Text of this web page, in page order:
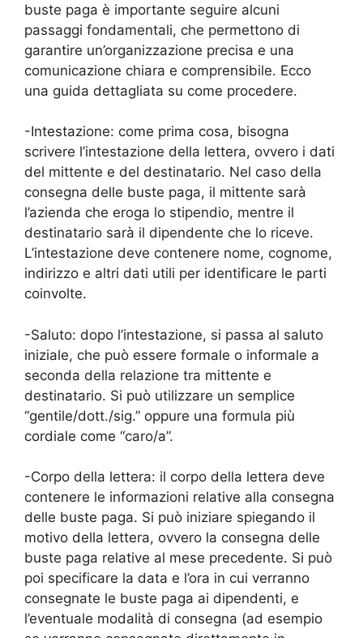
buste paga è importante seguire alcuni
passaggi fondamentali, che permettono di
garantire un’organizzazione precisa e una
comunicazione chiara e comprensibile. Ecco
una guida dettagliata su come procedere.
-Intestazione: come prima cosa, bisogna
scrivere l’intestazione della lettera, ovvero i dati
del mittente e del destinatario. Nel caso della
consegna delle buste paga, il mittente sarà
l’azienda che eroga lo stipendio, mentre il
destinatario sarà il dipendente che lo riceve.
L’intestazione deve contenere nome, cognome,
indirizzo e altri dati utili per identificare le parti
coinvolte.
-Saluto: dopo l’intestazione, si passa al saluto
iniziale, che può essere formale o informale a
seconda della relazione tra mittente e
destinatario. Si può utilizzare un semplice
“gentile/dott./sig.” oppure una formula più
cordiale come “caro/a”.
-Corpo della lettera: il corpo della lettera deve
contenere le informazioni relative alla consegna
delle buste paga. Si può iniziare spiegando il
motivo della lettera, ovvero la consegna delle
buste paga relative al mese precedente. Si può
poi specificare la data e l’ora in cui verranno
consegnate le buste paga ai dipendenti, e
l’eventuale modalità di consegna (ad esempio